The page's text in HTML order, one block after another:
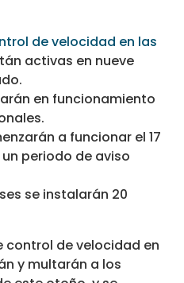
de velocidad en las
activas en nueve
en funcionamiento
a funcionar el 17
periodo de aviso
se instalarán 20
control de velocidad en
y multarán a los